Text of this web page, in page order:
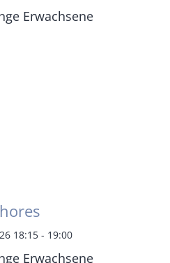
Erwachsene
18:15 - 19:00
Erwachsene